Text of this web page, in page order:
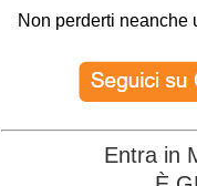
Non perderti neanche
Entra in